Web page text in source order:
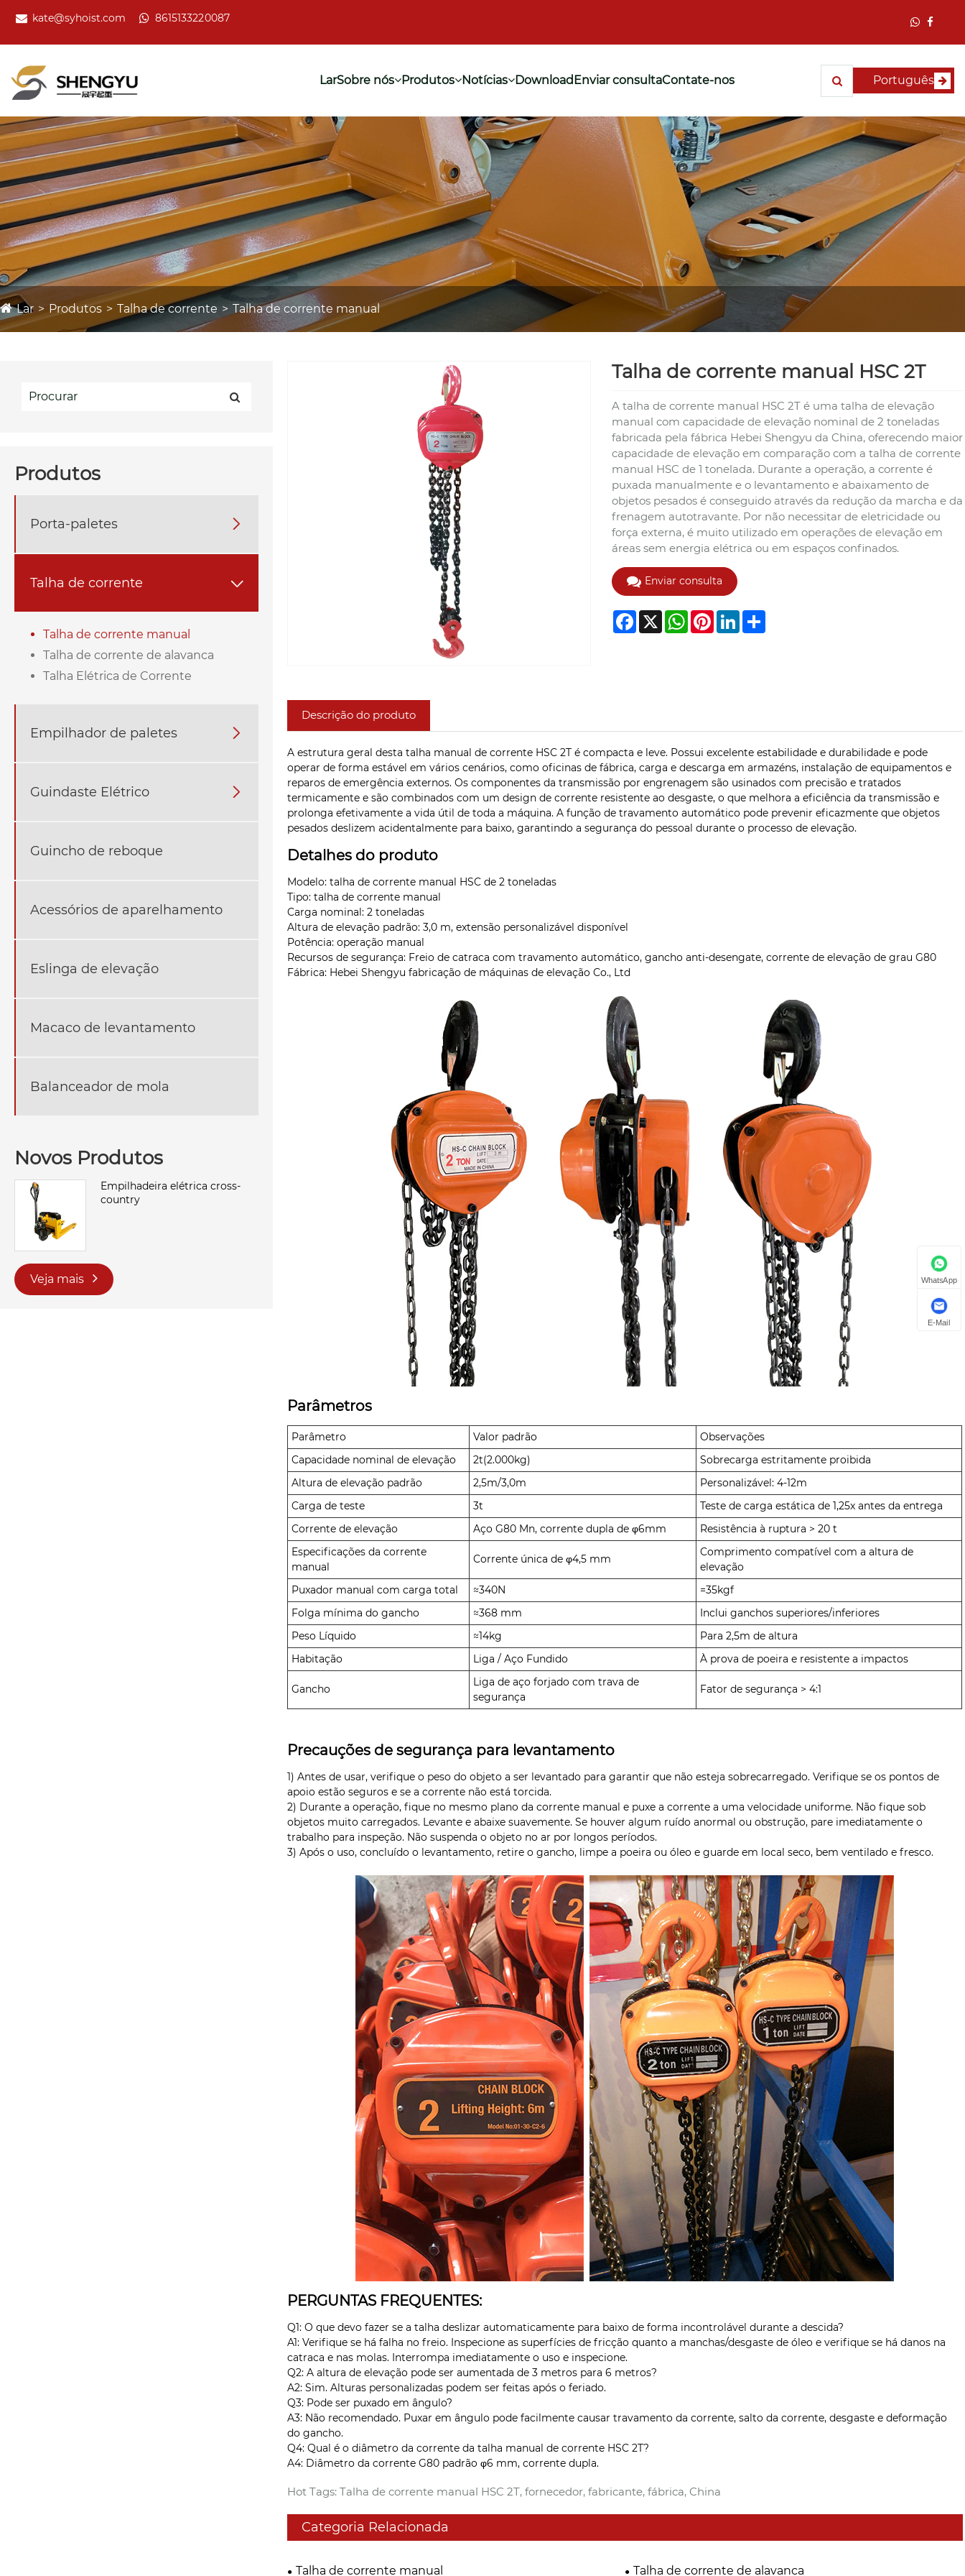
kate@syhoist.com 8615133220087
LarSobre nós Produtos Notícias Download Enviar consultaContate-nos Português
Lar Produtos Talha de corrente Talha de corrente manual
Produtos
Porta-paletes 
Talha de corrente 
Talha de corrente manual
Talha de corrente de alavanca
Talha Elétrica de Corrente
Empilhador de paletes 
Guindaste Elétrico 
Guincho de reboque
Acessórios de aparelhamento
Eslinga de elevação
Macaco de levantamento
Balanceador de mola
Novos Produtos
Empilhadeira elétrica cross-
country
Veja mais
Talha de corrente manual HSC 2T
A talha de corrente manual HSC 2T é uma talha de elevação
manual com capacidade de elevação nominal de 2 toneladas
fabricada pela fábrica Hebei Shengyu da China, oferecendo maior
capacidade de elevação em comparação com a talha de corrente
manual HSC de 1 tonelada. Durante a operação, a corrente é
puxada manualmente e o levantamento e abaixamento de
objetos pesados ​​​​é conseguido através da redução da marcha e da
frenagem autotravante. Por não necessitar de eletricidade ou
força externa, é muito utilizado em operações de elevação em
áreas sem energia elétrica ou em espaços confinados.
Enviar consulta
Facebook
X WhatsApp
PinterestLinkedIn
Share
Descrição do produto
A estrutura geral desta talha manual de corrente HSC 2T é compacta e leve. Possui excelente estabilidade e durabilidade e pode
operar de forma estável em vários cenários, como oficinas de fábrica, carga e descarga em armazéns, instalação de equipamentos e
reparos de emergência externos. Os componentes da transmissão por engrenagem são usinados com precisão e tratados
termicamente e são combinados com um design de corrente resistente ao desgaste, o que melhora a eficiência da transmissão e
prolonga efetivamente a vida útil de toda a máquina. A função de travamento automático pode prevenir eficazmente que objetos
pesados ​​deslizem acidentalmente para baixo, garantindo a segurança do pessoal durante o processo de elevação.
Detalhes do produto
Modelo: talha de corrente manual HSC de 2 toneladas
Tipo: talha de corrente manual
Carga nominal: 2 toneladas
Altura de elevação padrão: 3,0 m, extensão personalizável disponível
Potência: operação manual
Recursos de segurança: Freio de catraca com travamento automático, gancho anti-desengate, corrente de elevação de grau G80
Fábrica: Hebei Shengyu fabricação de máquinas de elevação Co., Ltd
Parâmetros
Parâmetro Valor padrão
Observações
Capacidade nominal de elevação
2t(2.000kg)
Sobrecarga estritamente proibida
Altura de elevação padrão
2,5m/3,0m
Personalizável: 4-12m
Carga de teste
3t
Teste de carga estática de 1,25x antes da entrega
Corrente de elevação
Aço G80 Mn, corrente dupla de φ6mm
Resistência à ruptura > 20 t
Especificações da corrente
manual
Corrente única de φ4,5 mm
Comprimento compatível com a altura de
elevação
Puxador manual com carga total
≈340N
=35kgf
Folga mínima do gancho
≈368 mm
Inclui ganchos superiores/inferiores
Peso Líquido
≈14kg
Para 2,5m de altura
Habitação
Liga / Aço Fundido À prova de poeira e resistente a impactos
Gancho
Liga de aço forjado com trava de
segurança
Fator de segurança > 4:1
Precauções de segurança para levantamento
1) Antes de usar, verifique o peso do objeto a ser levantado para garantir que não esteja sobrecarregado. Verifique se os pontos de
apoio estão seguros e se a corrente não está torcida.
2) Durante a operação, fique no mesmo plano da corrente manual e puxe a corrente a uma velocidade uniforme. Não fique sob
objetos muito carregados. Levante e abaixe suavemente. Se houver algum ruído anormal ou obstrução, pare imediatamente o
trabalho para inspeção. Não suspenda o objeto no ar por longos períodos.
3) Após o uso, concluído o levantamento, retire o gancho, limpe a poeira ou óleo e guarde em local seco, bem ventilado e fresco.
PERGUNTAS FREQUENTES:
Q1: O que devo fazer se a talha deslizar automaticamente para baixo de forma incontrolável durante a descida?
A1: Verifique se há falha no freio. Inspecione as superfícies de fricção quanto a manchas/desgaste de óleo e verifique se há danos na
catraca e nas molas. Interrompa imediatamente o uso e inspecione.
Q2: A altura de elevação pode ser aumentada de 3 metros para 6 metros?
A2: Sim. Alturas personalizadas podem ser feitas após o feriado.
Q3: Pode ser puxado em ângulo?
A3: Não recomendado. Puxar em ângulo pode facilmente causar travamento da corrente, salto da corrente, desgaste e deformação
do gancho.
Q4: Qual é o diâmetro da corrente da talha manual de corrente HSC 2T?
A4: Diâmetro da corrente G80 padrão φ6 mm, corrente dupla.
Hot Tags: Talha de corrente manual HSC 2T, fornecedor, fabricante, fábrica, China
Categoria Relacionada
Talha de corrente manual Talha de corrente de alavanca
WhatsApp
E-Mail